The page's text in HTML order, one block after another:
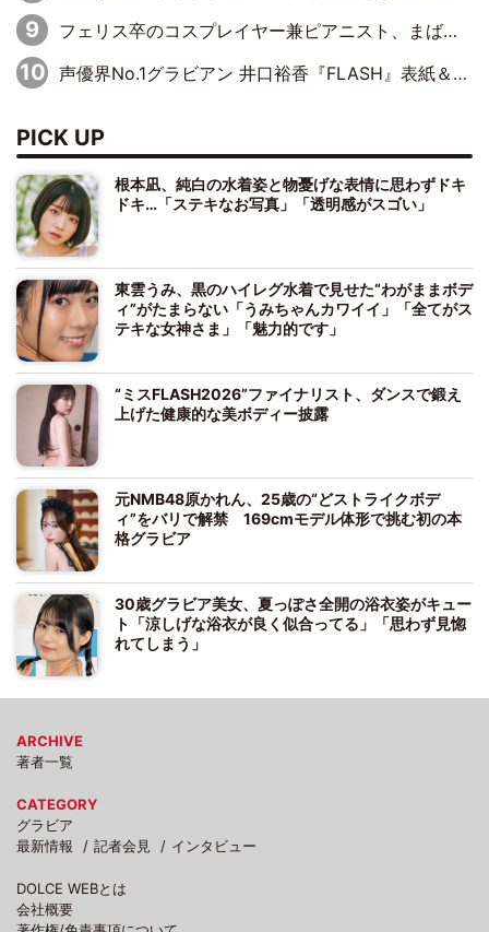
フェリス卒のコスプレイヤー兼ピアニスト、まばゆいばかりのグラビアショット
声優界No.1グラビアン 井口裕香『FLASH』表紙＆巻頭を飾る
PICK UP
根本凪、純白の水着姿と物憂げな表情に思わずドキ
ドキ…「ステキなお写真」「透明感がスゴい」
東雲うみ、黒のハイレグ水着で見せた“わがままボデ
ィ”がたまらない「うみちゃんカワイイ」「全てがス
テキな女神さま」「魅力的です」
“ミスFLASH2026”ファイナリスト、ダンスで鍛え
上げた健康的な美ボディー披露
元NMB48原かれん、25歳の“どストライクボデ
ィ”をバリで解禁 169cmモデル体形で挑む初の本
格グラビア
30歳グラビア美女、夏っぽさ全開の浴衣姿がキュー
ト「涼しげな浴衣が良く似合ってる」「思わず見惚
れてしまう」
ARCHIVE
著者一覧
CATEGORY
グラビア
最新情報
記者会見 インタビュー
DOLCE WEBとは
会社概要